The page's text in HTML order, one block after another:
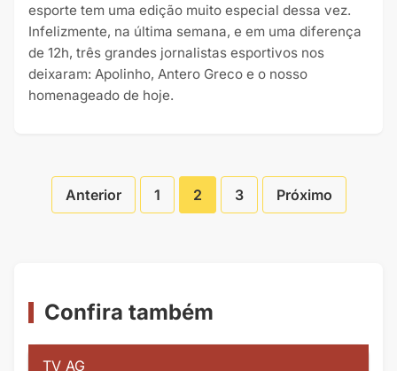
esporte tem uma edição muito especial dessa vez.
Infelizmente, na última semana, e em uma diferença
de 12h, três grandes jornalistas esportivos nos
deixaram: Apolinho, Antero Greco e o nosso
homenageado de hoje.
Paginação
Anterior 1 2 3 Próximo
Confira também
TV AG